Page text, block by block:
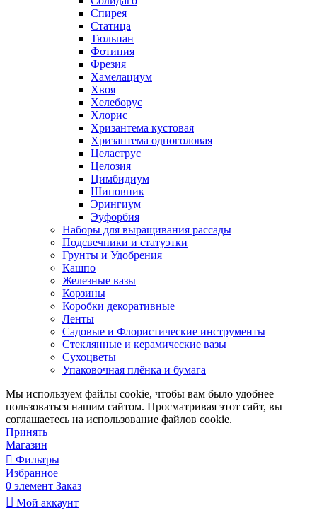
Спирея
Статица
Тюльпан
Фотиния
Фрезия
Хамелациум
Хвоя
Хелеборус
Хлорис
Хризантема кустовая
Хризантема одноголовая
Целаструс
Целозия
Цимбидиум
Шиповник
Эрингиум
Эуфорбия
Наборы для выращивания рассады
Подсвечники и статуэтки
Грунты и Удобрения
Кашпо
Железные вазы
Корзины
Коробки декоративные
Ленты
Садовые и Флористические инструменты
Стеклянные и керамические вазы
Сухоцветы
Упаковочная плёнка и бумага
Мы используем файлы cookie, чтобы вам было удобнее
пользоваться нашим сайтом. Просматривая этот сайт, вы
соглашаетесь на использование файлов cookie.
Принять
Магазин
Фильтры
Избранное
0 элемент Заказ
Мой аккаунт